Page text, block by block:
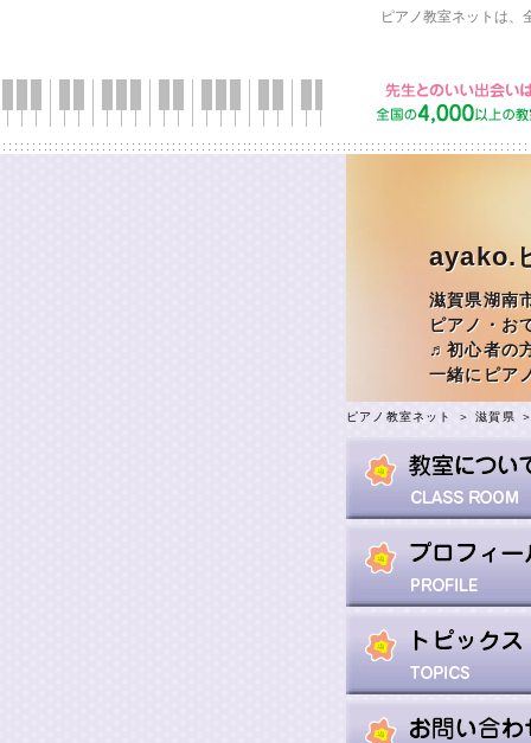
ピアノ教室ネットは、
ayako.
滋賀県湖南
ピアノ・お
♬初心者の
一緒にピア
ピアノ教室ネット ＞滋賀県